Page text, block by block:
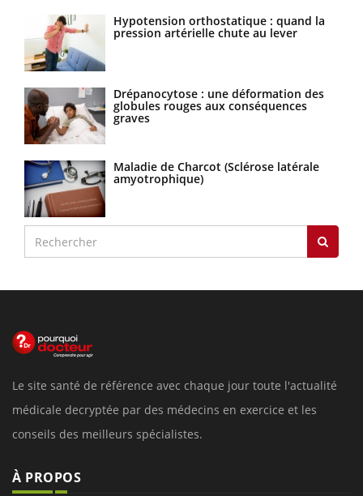
Hypotension orthostatique : quand la
pression artérielle chute au lever
Drépanocytose : une déformation des
globules rouges aux conséquences
graves
Maladie de Charcot (Sclérose latérale
amyotrophique)
Le site santé de référence avec chaque jour toute l'actualité
médicale decryptée par des médecins en exercice et les
conseils des meilleurs spécialistes.
À PROPOS